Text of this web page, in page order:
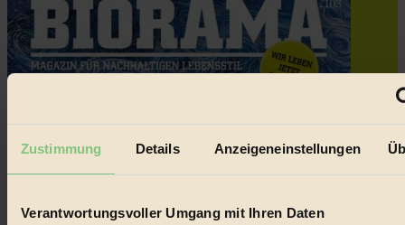
Zustimmung Details Anzeigeneinstellungen
Verantwortungsvoller Umgang mit Ihren Daten